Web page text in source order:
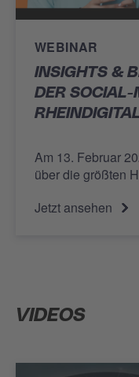
WEBINAR
INSIGHTS &
DER
Am 13. Februar
über die größten
Jetzt ansehen
VIDEOS